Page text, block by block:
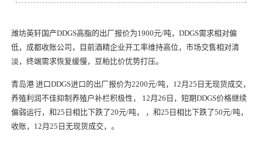
潍坊英轩国产DDGS高脂的出厂报价为1900元/吨，DDGS需求相对偏
低， 成都收账公司 ，目前酒精企业开工率维持高位，市场交售相对清
淡，终端需求恢复缓慢，豆粕比价优势打压。
青岛港 进口DDGS进口的出厂报价为2200元/吨， 12月 25日无现货成交，
养殖利润不佳抑制养殖户补栏积极性， 12月 26日 ，短期DDGS价格继续
偏弱运行，和25日相比下跌了20元/吨， ，和25日相比下跌了50元/吨，
收账， 12月 25日无现货成交，。